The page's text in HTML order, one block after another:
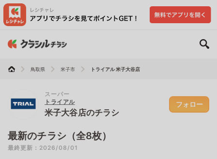
鳥取県 米子市 トライアル 米子大谷店
スーパー
トライアル
米子大谷店のチラシ
フォロー
最新のチラシ（全8枚）
最終更新：2026/08/01